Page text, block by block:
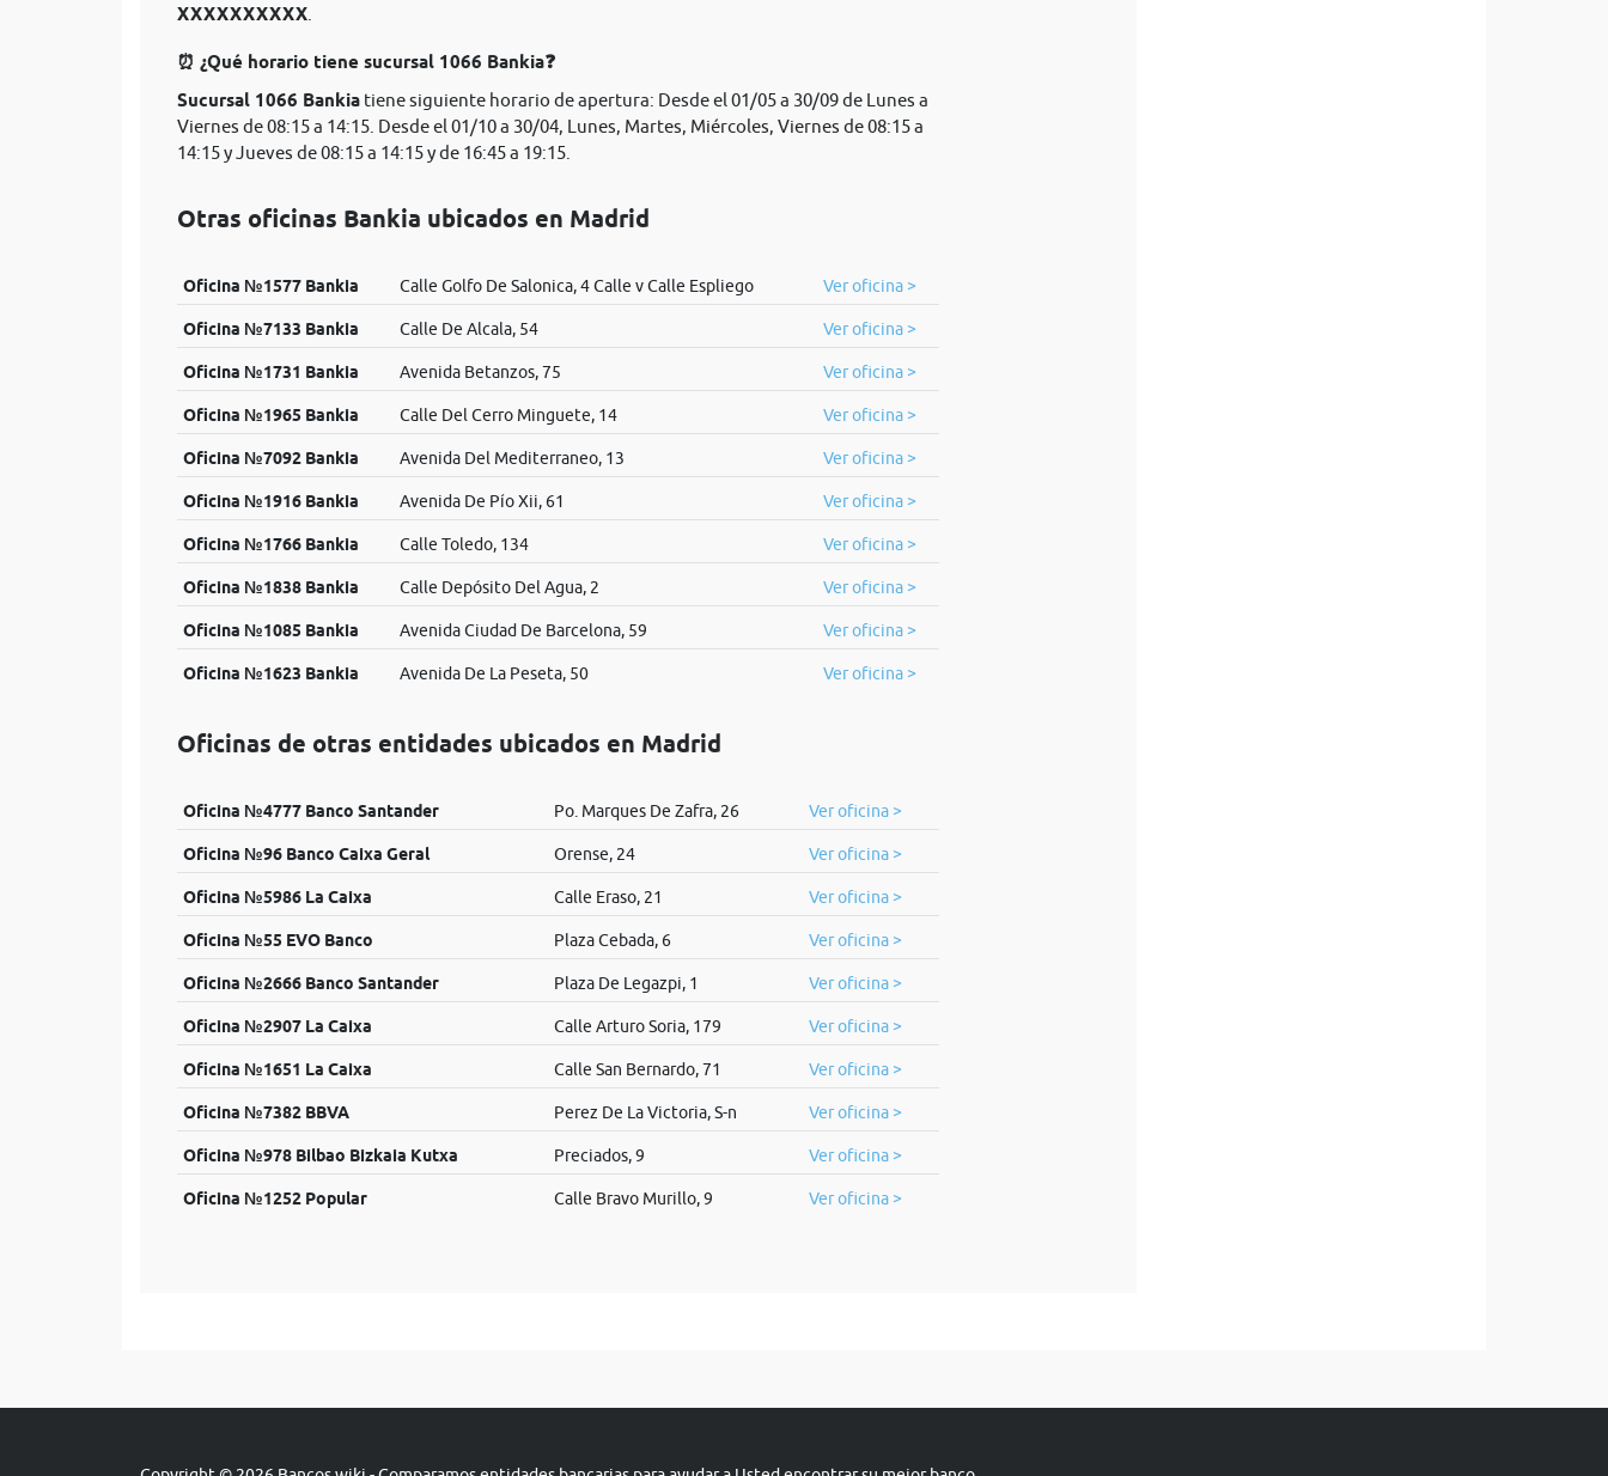
XXXXXXXXXX
⏰ ¿Qué horario tiene sucursal 1066 Bankia❓
Sucursal 1066 Bankia tiene siguiente horario de apertura: Desde el 01/05 a 30/09 de Lunes a
Viernes de 08:15 a 14:15. Desde el 01/10 a 30/04, Lunes, Martes, Miércoles, Viernes de 08:15 a
14:15 y Jueves de 08:15 a 14:15 y de 16:45 a 19:15.
Otras oficinas Bankia ubicados en Madrid
Oficina №1577 Bankia Calle Golfo De Salonica, 4 Calle v Calle Espliego Ver oficina >
Oficina №7133 Bankia Calle De Alcala, 54 Ver oficina >
Oficina №1731 Bankia Avenida Betanzos, 75 Ver oficina >
Oficina №1965 Bankia Calle Del Cerro Minguete, 14 Ver oficina >
Oficina №7092 Bankia Avenida Del Mediterraneo, 13 Ver oficina >
Oficina №1916 Bankia Avenida De Pío Xii, 61 Ver oficina >
Oficina №1766 Bankia Calle Toledo, 134 Ver oficina >
Oficina №1838 Bankia Calle Depósito Del Agua, 2 Ver oficina >
Oficina №1085 Bankia Avenida Ciudad De Barcelona, 59 Ver oficina >
Oficina №1623 Bankia Avenida De La Peseta, 50 Ver oficina >
Oficinas de otras entidades ubicados en Madrid
Oficina №4777 Banco Santander Po. Marques De Zafra, 26 Ver oficina >
Oficina №96 Banco Caixa Geral Orense, 24 Ver oficina >
Oficina №5986 La Caixa Calle Eraso, 21 Ver oficina >
Oficina №55 EVO Banco Plaza Cebada, 6 Ver oficina >
Oficina №2666 Banco Santander Plaza De Legazpi, 1 Ver oficina >
Oficina №2907 La Caixa Calle Arturo Soria, 179 Ver oficina >
Oficina №1651 La Caixa Calle San Bernardo, 71 Ver oficina >
Oficina №7382 BBVA Perez De La Victoria, S-n Ver oficina >
Oficina №978 Bilbao Bizkaia Kutxa Preciados, 9 Ver oficina >
Oficina №1252 Popular Calle Bravo Murillo, 9 Ver oficina >